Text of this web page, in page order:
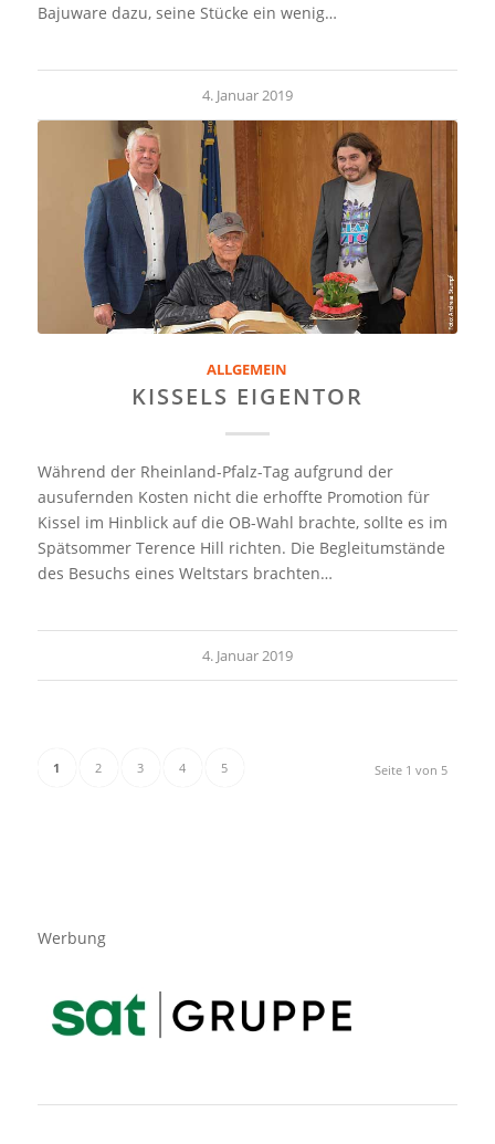
Bajuware dazu, seine Stücke ein wenig…
4. Januar 2019
ALLGEMEIN
KISSELS EIGENTOR
Während der Rheinland-Pfalz-Tag aufgrund der
ausufernden Kosten nicht die erhoffte Promotion für
Kissel im Hinblick auf die OB-Wahl brachte, sollte es im
Spätsommer Terence Hill richten. Die Begleitumstände
des Besuchs eines Weltstars brachten…
4. Januar 2019
Seite 1 von 5
1 2 3 4 5
Werbung